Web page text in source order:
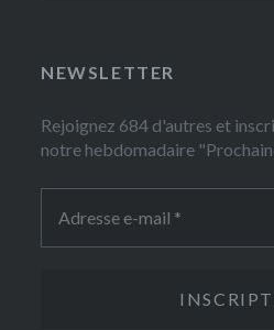
NEWSLETTER
Rejoignez 684 d'autres et
notre hebdomadaire